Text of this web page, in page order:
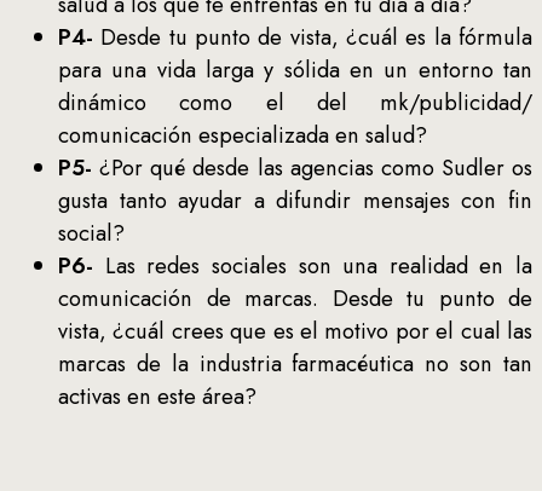
P4- Desde tu punto de vista, ¿cuál es la fórmula
para una vida larga y sólida en un entorno tan
dinámico como el del mk/publicidad/
comunicación especializada en salud?
P5- ¿Por qué desde las agencias como Sudler os
gusta tanto ayudar a difundir mensajes con fin
social?
P6- Las redes sociales son una realidad en la
comunicación de marcas. Desde tu punto de
vista, ¿cuál crees que es el motivo por el cual las
marcas de la industria farmacéutica no son tan
activas en este área?